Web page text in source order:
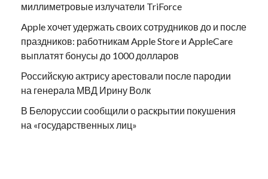
миллиметровые излучатели TriForce
Apple хочет удержать своих сотрудников до и после
праздников: работникам Apple Store и AppleCare
выплатят бонусы до 1000 долларов
Российскую актрису арестовали после пародии
на генерала МВД Ирину Волк
В Белоруссии сообщили о раскрытии покушения
на «государственных лиц»